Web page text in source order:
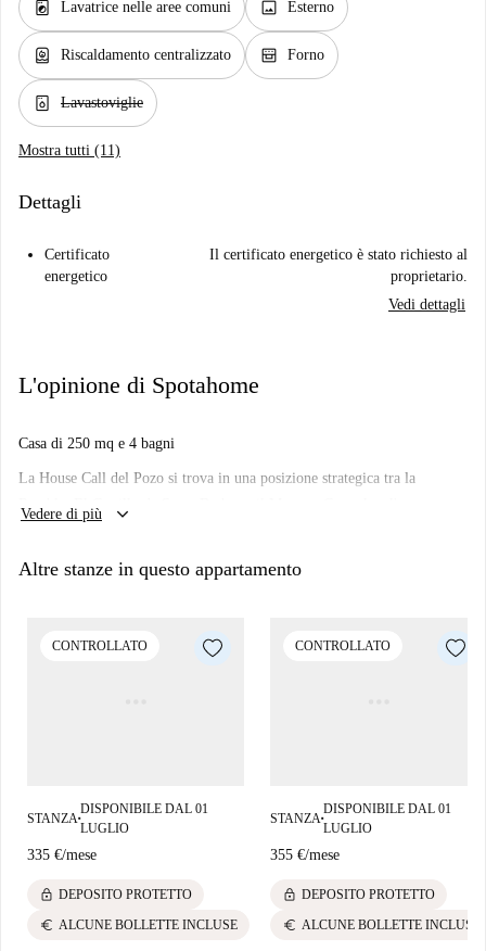
local_laundry_service Lavatrice nelle aree comuni image Esterno
water_heater Riscaldamento centralizzato oven_gen Forno
dishwasher_gen Lavastoviglie
Mostra tutti (11)
Dettagli
Certificato
energetico
Il certificato energetico è stato richiesto al
proprietario.
Vedi dettagli
L'opinione di Spotahome
Casa di 250 mq e 4 bagni
La House Call del Pozo si trova in una posizione strategica tra la
Rambla, El Castillo de Santa Barbara, il Mercato Centrale e l'arena.
rappresentativi della città di Alicante, una posizione imbattibile, vicino a
Vedere di più keyboard_arrow_down
Altre stanze in questo appartamento
CONTROLLATO
STANZA ■
DISPONIBILE DAL 01
LUGLIO
335 €/mese
lock DEPOSITO PROTETTO
euro ALCUNE BOLLETTE INCLUSE
CONTROLLATO
STANZA ■
DISPONIBILE DAL 01
LUGLIO
355 €/mese
lock DEPOSITO PROTETTO
euro ALCUNE BOLLETTE INCLUSE